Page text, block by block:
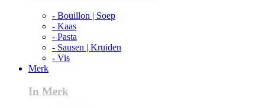
- Bouillon | Soep
- Kaas
- Pasta
- Sausen | Kruiden
- Vis
Merk
In Merk